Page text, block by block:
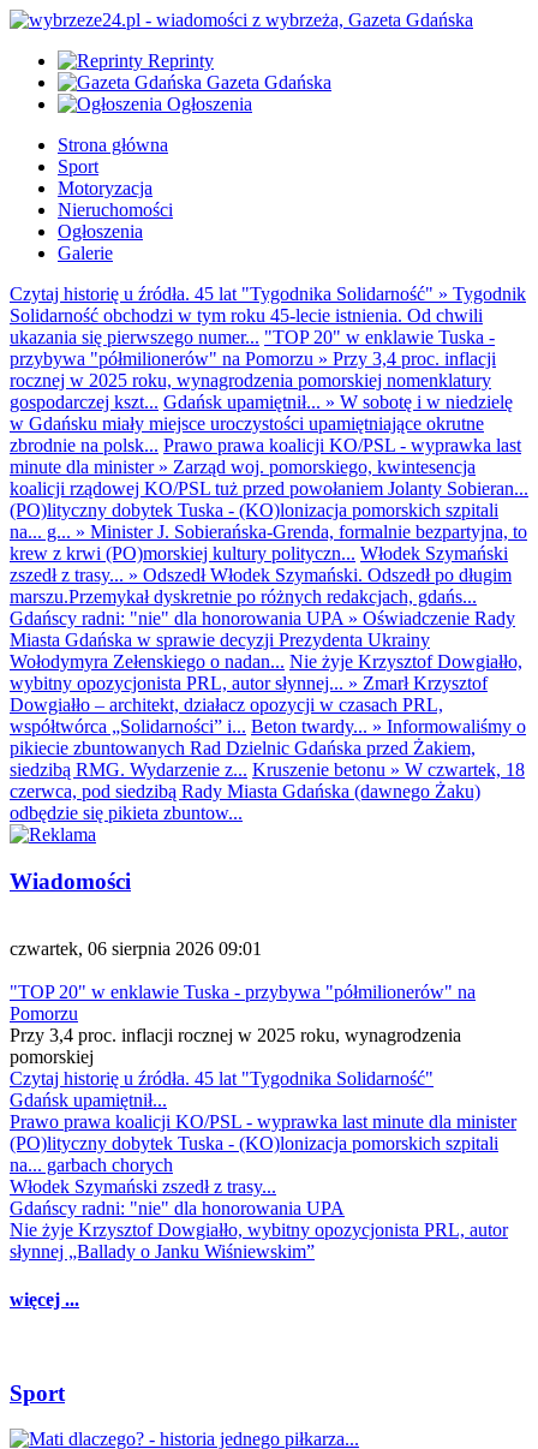
Reprinty
Gazeta Gdańska
Ogłoszenia
Strona główna
Sport
Motoryzacja
Nieruchomości
Ogłoszenia
Galerie
Czytaj historię u źródła. 45 lat "Tygodnika Solidarność" » Tygodnik
Solidarność obchodzi w tym roku 45-lecie istnienia. Od chwili
ukazania się pierwszego numer... "TOP 20" w enklawie Tuska -
przybywa "półmilionerów" na Pomorzu » Przy 3,4 proc. inflacji
rocznej w 2025 roku, wynagrodzenia pomorskiej nomenklatury
gospodarczej kszt... Gdańsk upamiętnił... » W sobotę i w niedzielę
w Gdańsku miały miejsce uroczystości upamiętniające okrutne
zbrodnie na polsk... Prawo prawa koalicji KO/PSL - wyprawka last
minute dla minister» Zarząd woj. pomorskiego, kwintesencja
koalicji rządowej KO/PSL tuż przed powołaniem Jolanty Sobieran...
(PO)lityczny dobytek Tuska - (KO)lonizacja pomorskich szpitali
na... g... » Minister J. Sobierańska-Grenda, formalnie bezpartyjna, to
krew z krwi (PO)morskiej kultury polityczn... Włodek Szymański
zszedł z trasy... » Odszedł Włodek Szymański. Odszedł po długim
marszu.Przemykał dyskretnie po różnych redakcjach, gdańs...
Gdańscy radni: "nie" dla honorowania UPA » Oświadczenie Rady
Miasta Gdańska w sprawie decyzji Prezydenta Ukrainy
Wołodymyra Zełenskiego o nadan... Nie żyje Krzysztof Dowgiałło,
wybitny opozycjonista PRL, autor słynnej... » Zmarł Krzysztof
Dowgiałło – architekt, działacz opozycji w czasach PRL,
współtwórca „Solidarności” i... Beton twardy... » Informowaliśmy o
pikiecie zbuntowanych Rad Dzielnic Gdańska przed Żakiem,
siedzibą RMG. Wydarzenie z... Kruszenie betonu » W czwartek, 18
czerwca, pod siedzibą Rady Miasta Gdańska (dawnego Żaku)
odbędzie się pikieta zbuntow...
Wiadomości
czwartek, 06 sierpnia 2026 09:01
"TOP 20" w enklawie Tuska - przybywa "półmilionerów" na
Pomorzu
Przy 3,4 proc. inflacji rocznej w 2025 roku, wynagrodzenia
pomorskiej
Czytaj historię u źródła. 45 lat "Tygodnika Solidarność"
Gdańsk upamiętnił...
Prawo prawa koalicji KO/PSL - wyprawka last minute dla minister
(PO)lityczny dobytek Tuska - (KO)lonizacja pomorskich szpitali
na... garbach chorych
Włodek Szymański zszedł z trasy...
Gdańscy radni: "nie" dla honorowania UPA
Nie żyje Krzysztof Dowgiałło, wybitny opozycjonista PRL, autor
słynnej „Ballady o Janku Wiśniewskim”
więcej ...
Sport